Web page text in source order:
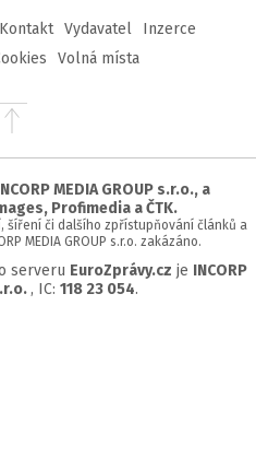
Kontakt Vydavatel
Inzerce
Volná místa
MEDIA GROUP s.r.o., a
Profimedia a ČTK.
šíření či dalšího zpřístupňování článků a
MEDIA GROUP s.r.o. zakázáno.
serveru EuroZprávy.cz je INCORP
, IC: 118 23 054.